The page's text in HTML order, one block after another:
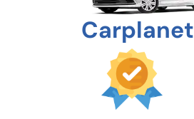
Carplanet